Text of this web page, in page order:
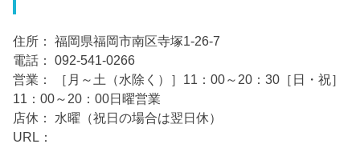
住所： 福岡県福岡市南区寺塚1-26-7
電話： 092-541-0266
営業： ［月～土（水除く）］11：00～20：30［日・祝］
11：00～20：00日曜営業
店休： 水曜（祝日の場合は翌日休）
URL：